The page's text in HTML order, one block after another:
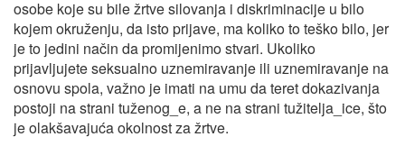
osobe koje su bile žrtve silovanja i diskriminacije u bilo
kojem okruženju, da isto prijave, ma koliko to teško bilo, jer
je to jedini način da promijenimo stvari. Ukoliko
prijavljujete seksualno uznemiravanje ili uznemiravanje na
osnovu spola, važno je imati na umu da teret dokazivanja
postoji na strani tuženog_e, a ne na strani tužitelja_ice, što
je olakšavajuća okolnost za žrtve.